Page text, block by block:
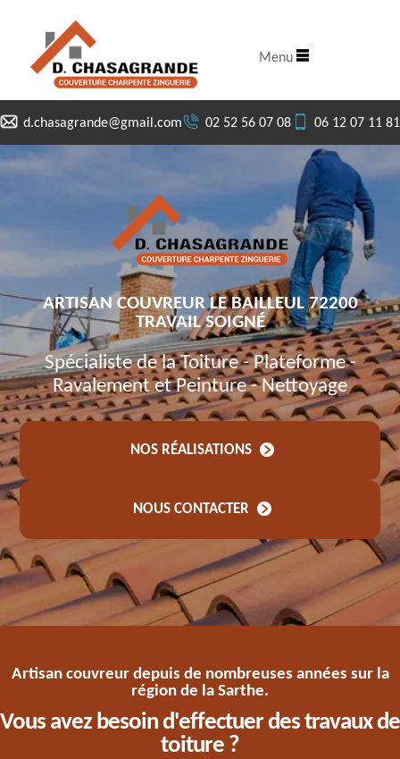
d.chasagrande@gmail.com 02 52 56 07 08 06 12 07 11 81
Menu
ARTISAN COUVREUR LE BAILLEUL 72200
TRAVAIL SOIGNÉ
Spécialiste de la Toiture - Plateforme -
Ravalement et Peinture - Nettoyage
NOS RÉALISATIONS
NOUS CONTACTER
Artisan couvreur depuis de nombreuses années sur la
région de la Sarthe.
Vous avez besoin d'effectuer des travaux de
toiture ?